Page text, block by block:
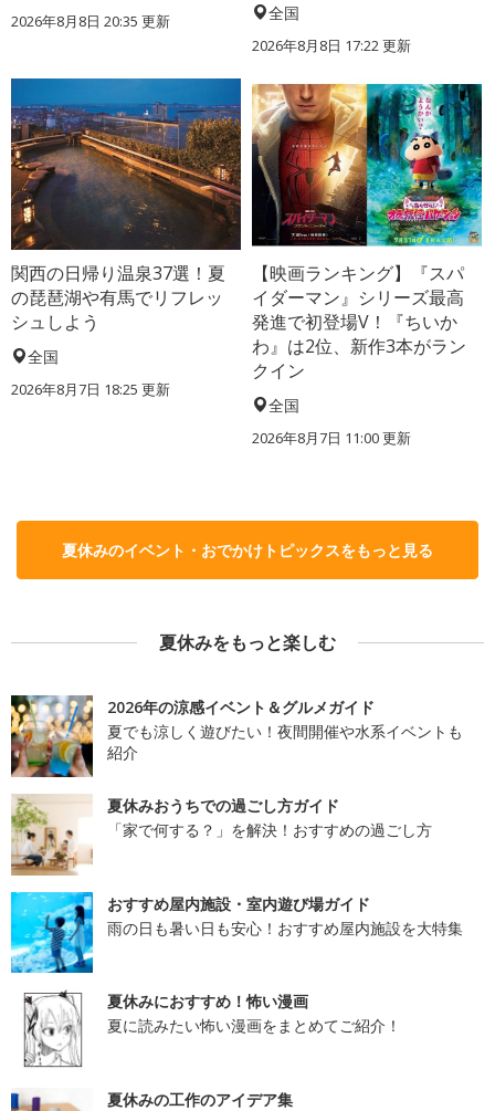
2026年8月8日 20:35 更新 全国
2026年8月8日 17:22更新
関西の日帰り温泉37選！夏
の琵琶湖や有馬でリフレッ
シュしよう
全国
2026年8月7日 18:25 更新
【映画ランキング】『スパ
イダーマン』シリーズ最高
発進で初登場V！『ちいか
わ』は2位、新作3本がラン
クイン
全国
2026年8月7日 11:00更新
夏休みのイベント・おでかけトピックスをもっと見る
夏休みをもっと楽しむ
2026年の涼感イベント＆グルメガイド
夏でも涼しく遊びたい！夜間開催や水系イベントも
紹介
夏休みおうちでの過ごし方ガイド
「家で何する？」を解決！おすすめの過ごし方
おすすめ屋内施設・室内遊び場ガイド
雨の日も暑い日も安心！おすすめ屋内施設を大特集
夏休みにおすすめ！怖い漫画
夏に読みたい怖い漫画をまとめてご紹介！
夏休みの工作のアイデア集